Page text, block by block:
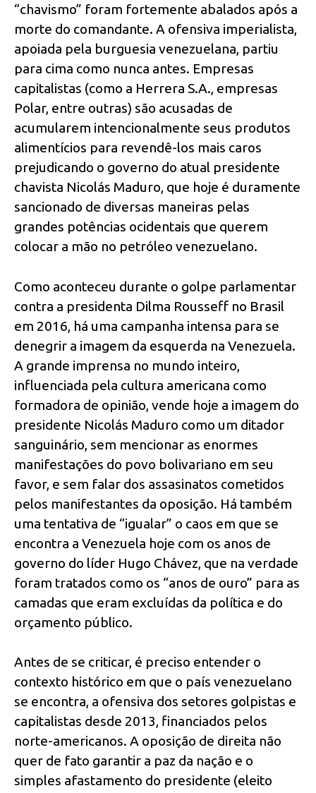
“chavismo” foram fortemente abalados após a
morte do comandante. A ofensiva imperialista,
apoiada pela burguesia venezuelana, partiu
para cima como nunca antes. Empresas
capitalistas (como a Herrera S.A., empresas
Polar, entre outras) são acusadas de
acumularem intencionalmente seus produtos
alimentícios para revendê-los mais caros
prejudicando o governo do atual presidente
chavista Nicolás Maduro, que hoje é duramente
sancionado de diversas maneiras pelas
grandes potências ocidentais que querem
colocar a mão no petróleo venezuelano.
Como aconteceu durante o golpe parlamentar
contra a presidenta Dilma Rousseff no Brasil
em 2016, há uma campanha intensa para se
denegrir a imagem da esquerda na Venezuela.
A grande imprensa no mundo inteiro,
influenciada pela cultura americana como
formadora de opinião, vende hoje a imagem do
presidente Nicolás Maduro como um ditador
sanguinário, sem mencionar as enormes
manifestações do povo bolivariano em seu
favor, e sem falar dos assasinatos cometidos
pelos manifestantes da oposição. Há também
uma tentativa de “igualar” o caos em que se
encontra a Venezuela hoje com os anos de
governo do líder Hugo Chávez, que na verdade
foram tratados como os “anos de ouro” para as
camadas que eram excluídas da política e do
orçamento público.
Antes de se criticar, é preciso entender o
contexto histórico em que o país venezuelano
se encontra, a ofensiva dos setores golpistas e
capitalistas desde 2013, financiados pelos
norte-americanos. A oposição de direita não
quer de fato garantir a paz da nação e o
simples afastamento do presidente (eleito